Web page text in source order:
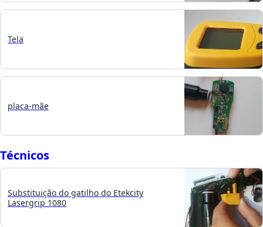
Tela
placa-mãe
Técnicos
Substituição do gatilho do Etekcity
Lasergrip 1080